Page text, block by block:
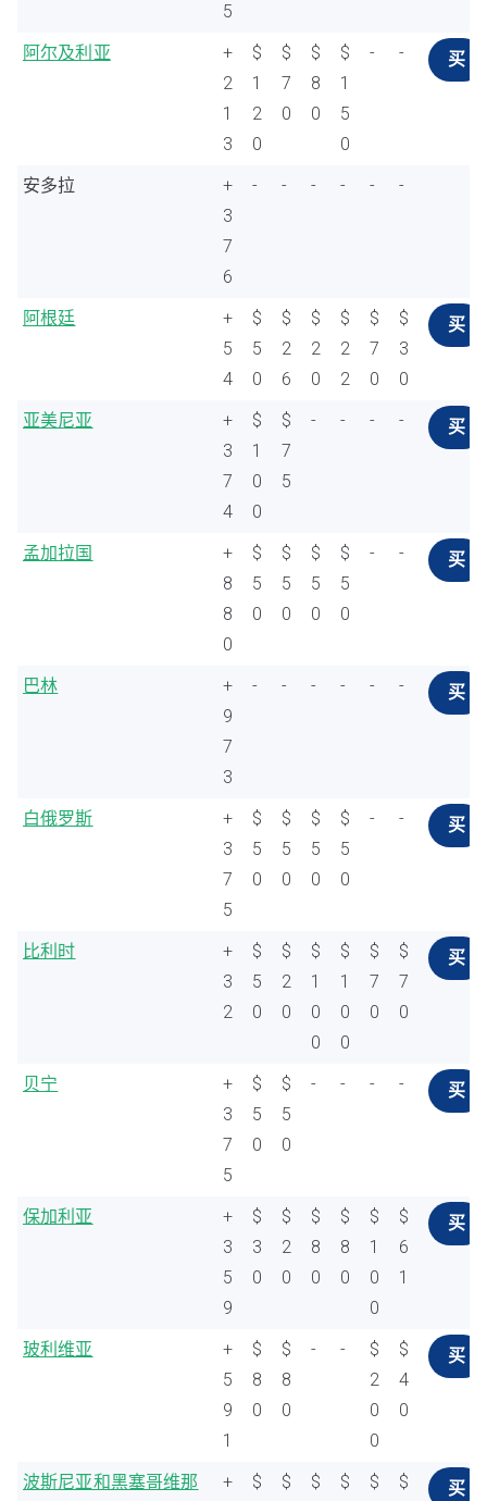
5
阿尔及利亚
+
2
1
3
$
1
2
0
$
7
0
$
8
0
$
1
5
0
- - 买
安多拉
+
3
7
6
- - - - - -
阿根廷
+
5
4
$
5
0
$
2
6
$
2
0
$
2
2
$
7
0
$
3
0
买
亚美尼亚
+
3
7
4
$
1
0
0
$
7
5
- - - - 买
孟加拉国
+
8
8
0
$
5
0
$
5
0
$
5
0
$
5
0
- - 买
巴林
+
9
7
3
- - - - - - 买
白俄罗斯
+
3
7
5
$
5
0
$
5
0
$
5
0
$
5
0
- - 买
比利时
+
3
2
$
5
0
$
2
0
$
1
0
0
$
1
0
0
$
7
0
$
7
0
买
贝宁
+
3
7
5
$
5
0
$
5
0
- - - - 买
保加利亚
+
3
5
9
$
3
0
$
2
0
$
8
0
$
8
0
$
1
0
0
$
6
1
买
玻利维亚
+
5
9
1
$
8
0
$
8
0
- -
$
2
0
0
$
4
0
买
波斯尼亚和黑塞哥维那
+
$
$
$
$
$
$
买